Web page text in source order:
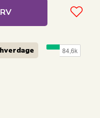
hverdage